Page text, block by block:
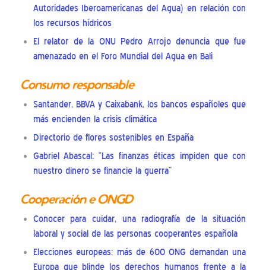
Autoridades Iberoamericanas del Agua) en relación con
los recursos hídricos
El relator de la ONU Pedro Arrojo denuncia que fue
amenazado en el Foro Mundial del Agua en Bali
Consumo responsable
Santander, BBVA y Caixabank, los bancos españoles que
más encienden la crisis climática
Directorio de flores sostenibles en España
Gabriel Abascal: “Las finanzas éticas impiden que con
nuestro dinero se financie la guerra”
Cooperación e ONGD
Conocer para cuidar, una radiografía de la situación
laboral y social de las personas cooperantes española
Elecciones europeas: más de 600 ONG demandan una
Europa que blinde los derechos humanos frente a la